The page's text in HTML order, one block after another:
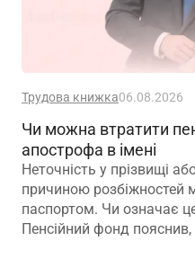
Трудова книжка06.08.2026
Чи можна втратити
апострофа в імені
Неточність у прізвищі
причиною
паспортом. Чи означає
Пенсійний фонд